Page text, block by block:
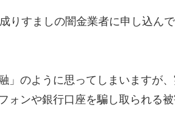
りすましの闇金業者に申し込ん
」のように思ってしまいますが
ォンや銀行口座を騙し取られる